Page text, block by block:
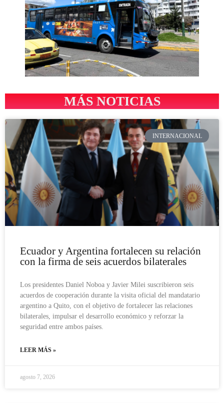
MÁS NOTICIAS
INTERNACIONAL
Ecuador y Argentina fortalecen su relación
con la firma de seis acuerdos bilaterales
Los presidentes Daniel Noboa y Javier Milei suscribieron seis
acuerdos de cooperación durante la visita oficial del mandatario
argentino a Quito, con el objetivo de fortalecer las relaciones
bilaterales, impulsar el desarrollo económico y reforzar la
seguridad entre ambos países.
LEER MÁS »
agosto 7, 2026